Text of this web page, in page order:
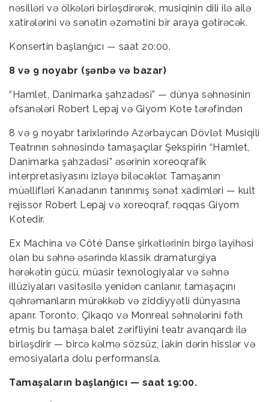
nəsilləri və ölkələri birləşdirərək, musiqinin dili ilə ailə
xatirələrini və sənətin əzəmətini bir araya gətirəcək.
Konsertin başlanğıcı — saat 20:00.
8 və 9 noyabr (şənbə və bazar)
“Hamlet, Danimarka şahzadəsi” — dünya səhnəsinin
əfsanələri Robert Lepaj və Giyom Kote tərəfindən
8 və 9 noyabr tarixlərində Azərbaycan Dövlət Musiqili
Teatrının səhnəsində tamaşaçılar Şekspirin “Hamlet,
Danimarka şahzadəsi” əsərinin xoreoqrafik
interpretasiyasını izləyə biləcəklər. Tamaşanın
müəllifləri Kanadanın tanınmış sənət xadimləri — kult
rejissor Robert Lepaj və xoreoqraf, rəqqas Giyom
Kotedir.
Ex Machina və Côté Danse şirkətlərinin birgə layihəsi
olan bu səhnə əsərində klassik dramaturgiya
hərəkətin gücü, müasir texnologiyalar və səhnə
illüziyaları vasitəsilə yenidən canlanır, tamaşaçını
qəhrəmanların mürəkkəb və ziddiyyətli dünyasına
aparır. Toronto, Çikaqo və Monreal səhnələrini fəth
etmiş bu tamaşa balet zərifliyini teatr avanqardı ilə
birləşdirir — bircə kəlmə sözsüz, lakin dərin hisslər və
emosiyalarla dolu performansla.
Tamaşaların başlanğıcı — saat 19:00.